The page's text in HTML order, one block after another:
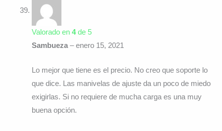
Valorado en 4de 5
Sambueza – enero 15, 2021
Lo mejor que tiene es el precio. No creo que soporte lo
que dice. Las manivelas de ajuste da un poco de miedo
exigirlas. Si no requiere de mucha carga es una muy
buena opción.